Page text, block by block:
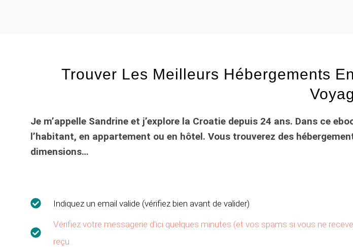
Trouver Les Meilleurs Hébergements
Je m’appelle Sandrine et j’explore la Croatie depuis 24 ans. Dans ce
l’habitant, en appartement ou en hôtel. Vous trouverez des
dimensions…
Indiquez un email valide (vérifiez bien avant de valider)
Vérifiez votre messagerie d'ici quelques minutes (et vos spams si vous ne
reçu.